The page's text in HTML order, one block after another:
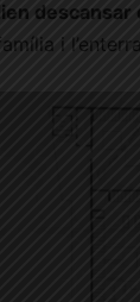
descansar
i